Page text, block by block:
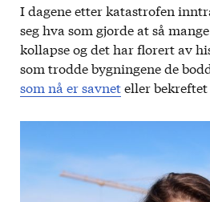
I dagene etter katastrofen
seg hva som gjorde at så
kollapse og det har florert av
som trodde bygningene de
som nå er savneteller bekreftet